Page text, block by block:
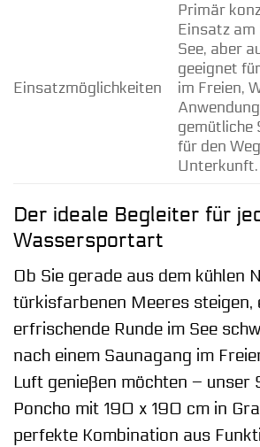
Einsatzmöglichkeiten
Primär
Einsatz
See, aber
geeignet
im Freien,
gemütliche
für den
Unterkunft.
Der ideale Begleiter für
Wassersportart
Ob Sie gerade aus dem kühlen
türkisfarbenen Meeres steigen,
erfrischende Runde im See
nach einem Saunagang im
Luft genießen möchten – unser
Poncho mit 190 x 190 cm in
perfekte Kombination aus